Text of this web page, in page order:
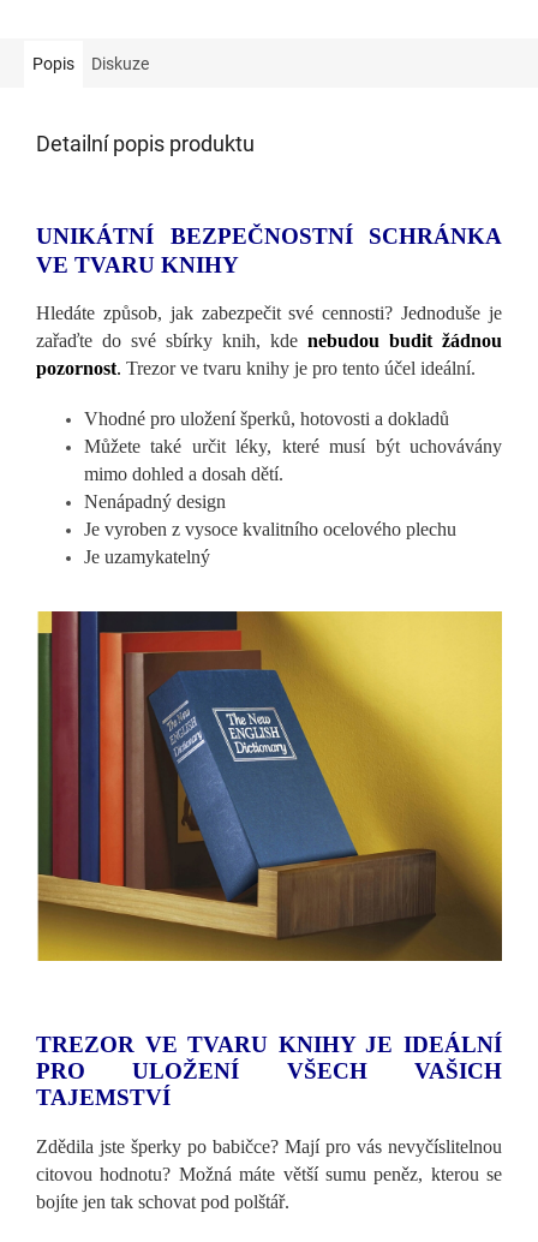
Popis Diskuze
Detailní popis produktu
UNIKÁTNÍ BEZPEČNOSTNÍ SCHRÁNKA
VE TVARU KNIHY
Hledáte způsob, jak zabezpečit své cennosti? Jednoduše je
zařaďte do své sbírky knih, kde nebudou budit žádnou
pozornost. Trezor ve tvaru knihy je pro tento účel ideální.
Vhodné pro uložení šperků, hotovosti a dokladů
Můžete také určit léky, které musí být uchovávány
mimo dohled a dosah dětí.
Nenápadný design
Je vyroben z vysoce kvalitního ocelového plechu
Je uzamykatelný
TREZOR VE TVARU KNIHY JE IDEÁLNÍ
PRO ULOŽENÍ VŠECH VAŠICH
TAJEMSTVÍ
Zdědila jste šperky po babičce? Mají pro vás nevyčíslitelnou
citovou hodnotu? Možná máte větší sumu peněz, kterou se
bojíte jen tak schovat pod polštář.